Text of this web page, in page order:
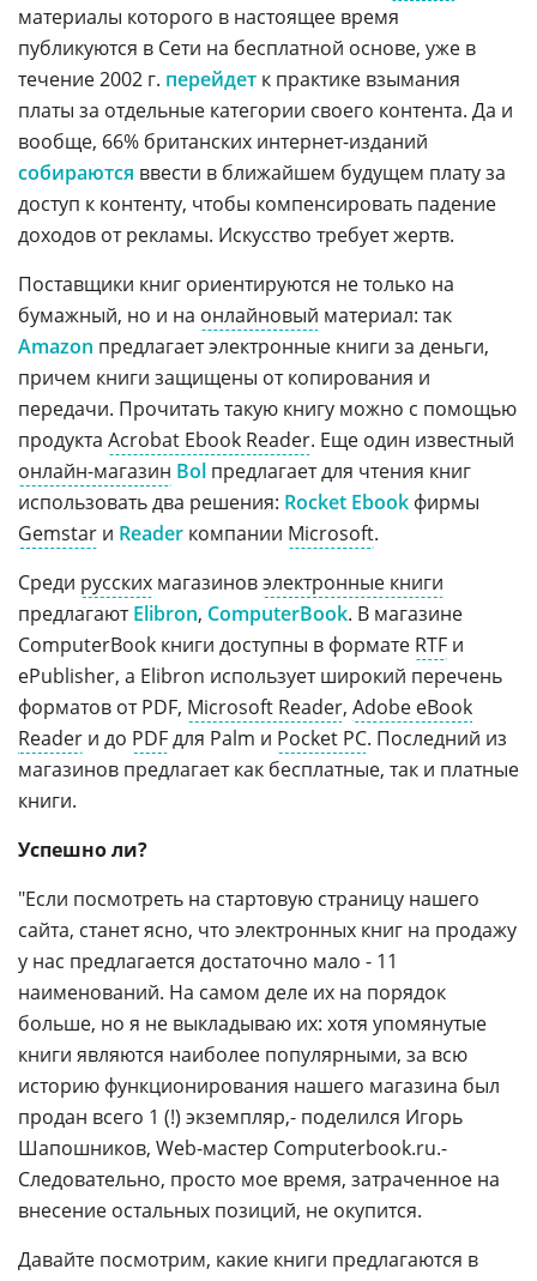
материалы которого в настоящее время
публикуются в Сети на бесплатной основе, уже в
течение 2002 г. перейдет к практике взымания
платы за отдельные категории своего контента. Да и
вообще, 66% британских интернет-изданий
собираются ввести в ближайшем будущем плату за
доступ к контенту, чтобы компенсировать падение
доходов от рекламы. Искусство требует жертв.
Поставщики книг ориентируются не только на
бумажный, но и на онлайновый материал: так
Amazon предлагает электронные книги за деньги,
причем книги защищены от копирования и
передачи. Прочитать такую книгу можно с помощью
продукта Acrobat Ebook Reader. Еще один известный
онлайн-магазин Bol предлагает для чтения книг
использовать два решения: Rocket Ebook фирмы
Gemstar и Reader компании Microsoft.
Среди русских магазиновэлектронные книги
предлагаютElibron, ComputerBook. В магазине
ComputerBook книги доступны в формате RTF и
ePublisher, а Elibron использует широкий перечень
форматов от PDF, Microsoft Reader, Adobe eBook
Reader и до PDFдля Palm и Pocket PC. Последний из
магазинов предлагает как бесплатные, так и платные
книги.
Успешно ли?
"Если посмотреть на стартовую страницу нашего
сайта, станет ясно, что электронных книг на продажу
у нас предлагается достаточно мало - 11
наименований. На самом деле их на порядок
больше, но я не выкладываю их: хотя упомянутые
книги являются наиболее популярными, за всю
историю функционирования нашего магазина был
продан всего 1 (!) экземпляр,- поделился Игорь
Шапошников, Web-мастер Computerbook.ru.-
Следовательно, просто мое время, затраченное на
внесение остальных позиций, не окупится.
Давайте посмотрим, какие книги предлагаются в